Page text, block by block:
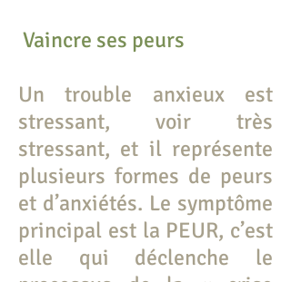
Vaincre ses peurs
Un trouble anxieux est
stressant, voir très
stressant, et il représente
plusieurs formes de peurs
et d’anxiétés. Le symptôme
principal est la PEUR, c’est
elle qui déclenche le